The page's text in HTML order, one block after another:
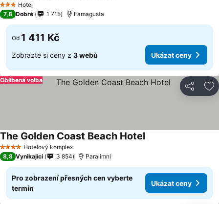
3 Počet hvězdiček
Hotel
7,8 Dobré 1 715 Famagusta
Od 1 411 Kč
Zobrazte si ceny z 3 webů Ukázat ceny
Sdílet
Oblíbená volba
4 Počet hvězdiček
Hotelový komplex
The Golden Coast Beach Hotel
8,8 Vynikající 3 854 Paralimni
Pro zobrazení přesných cen vyberte
termín
Ukázat ceny